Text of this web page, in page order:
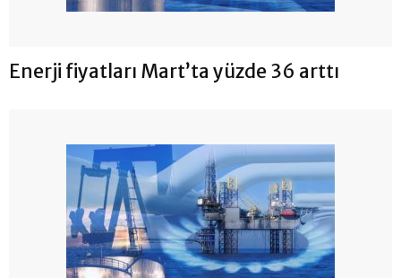
Enerji fiyatları Mart’ta yüzde 36 arttı